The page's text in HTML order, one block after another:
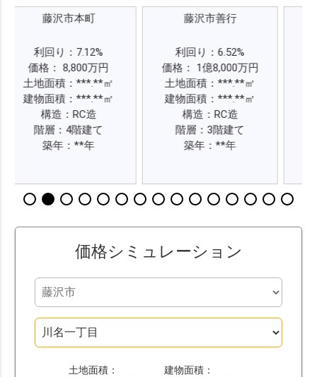
沢市本町
り：7.12%
8,800万円
積：***.**㎡
積：***.**㎡
：RC造
：4階建て
年：**年
藤沢市善行
利回り：6.52%
価格： 1億8,000万円
土地面積：***.**㎡
建物面積：***.**㎡
構造：RC造
階層：3階建て
築年：**年
価格： 2億
価格シミュレーション
土地面積： 建物面積：